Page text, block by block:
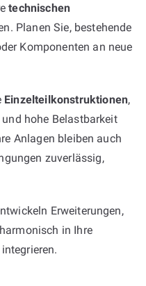
technischen
Planen Sie, bestehende
Komponenten an neue
Einzelteilkonstruktionen,
hohe Belastbarkeit
Anlagen bleiben auch
zuverlässig,
Erweiterungen,
in Ihre